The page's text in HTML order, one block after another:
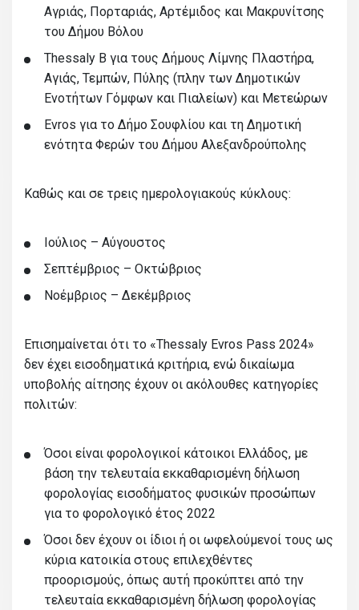
Αγριάς, Πορταριάς, Αρτέμιδος και Μακρυνίτσης
του Δήμου Βόλου
Thessaly B για τους Δήμους Λίμνης Πλαστήρα,
Αγιάς, Τεμπών, Πύλης (πλην των Δημοτικών
Ενοτήτων Γόμφων και Πιαλείων) και Μετεώρων
Evros για το Δήμο Σουφλίου και τη Δημοτική
ενότητα Φερών του Δήμου Αλεξανδρούπολης
Καθώς και σε τρεις ημερολογιακούς κύκλους:
Ιούλιος – Αύγουστος
Σεπτέμβριος – Οκτώβριος
Νοέμβριος – Δεκέμβριος
Επισημαίνεται ότι το «Thessaly Evros Pass 2024»
δεν έχει εισοδηματικά κριτήρια, ενώ δικαίωμα
υποβολής αίτησης έχουν οι ακόλουθες κατηγορίες
πολιτών:
Όσοι είναι φορολογικοί κάτοικοι Ελλάδος, με
βάση την τελευταία εκκαθαρισμένη δήλωση
φορολογίας εισοδήματος φυσικών προσώπων
για το φορολογικό έτος 2022
Όσοι δεν έχουν οι ίδιοι ή οι ωφελούμενοί τους ως
κύρια κατοικία στους επιλεχθέντες
προορισμούς, όπως αυτή προκύπτει από την
τελευταία εκκαθαρισμένη δήλωση φορολογίας